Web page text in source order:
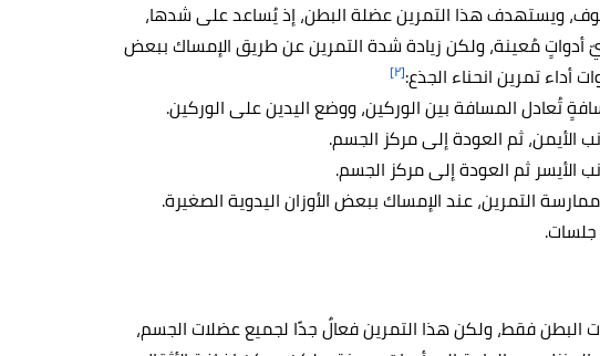
ويستهدف هذا التمرين عضلة البطن، إذ يُساعد على شدها،
أدواتٍ مُعينة، ولكن زيادة شدة التمرين عن طريق الإمساك ببعض
أداء تمرين انحناء الجذع:[٢]
تُعادل المسافة بين الوركين، ووضع اليدين على الوركين.
الأيمن، ثم العودة إلى مركز الجسم.
الأيسر ثم العودة إلى مركز الجسم.
التمرين، عند الإمساك ببعض الأوزان اليدوية الصغيرة.
البطن فقط، ولكن هذا التمرين فعالٌ جدًا لجميع عضلات الجسم،